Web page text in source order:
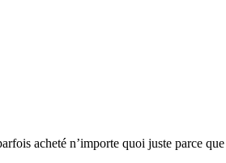
acheté n’importe quoi juste parce